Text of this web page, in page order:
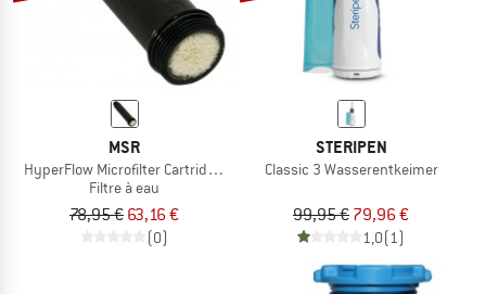
MSR
HyperFlow Microfilter Cartridge Replacement
Filtre à eau
78,95 € 63,16 €
(0)
STERIPEN
Classic 3 Wasserentkeimer
99,95 € 79,96 €
1,0(1)